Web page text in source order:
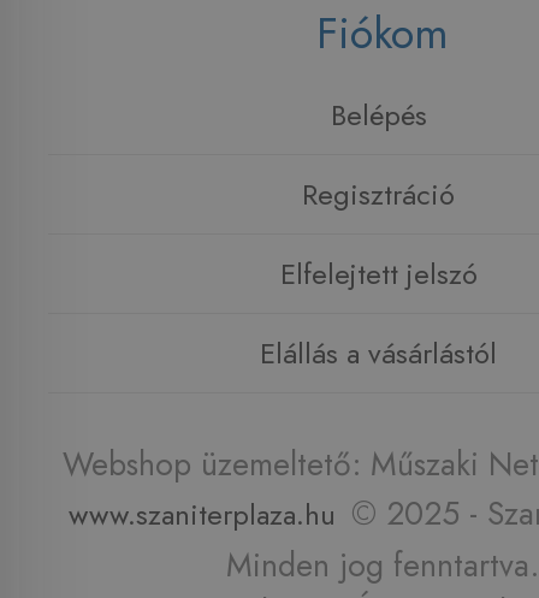
Fiókom
Belépés
Regisztráció
Elfelejtett jelszó
Elállás a vásárlástól
Webshop üzemeltető: Műszaki
www.szaniterplaza.hu © 2025 -
Minden jog fenntartva.